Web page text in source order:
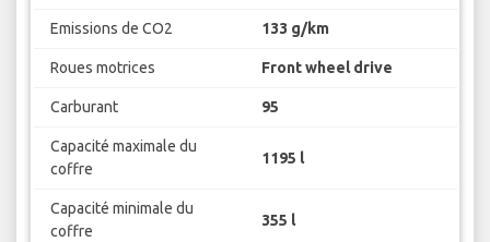
Emissions de CO2 133 g/km
Roues motrices Front wheel drive
Carburant 95
Capacité maximale du
coffre
1195 l
Capacité minimale du
coffre
355 l